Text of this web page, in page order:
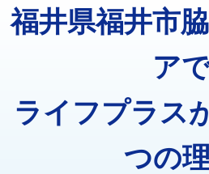
マス交換（深さ50㎝以上）
コンクリート斫り（厚さ10㎝超え）
モルタル補修（厚さ10㎝まで）
追加トーラー機使用/3m超え
止水・漏水調査・防水処理・清掃・
止水・漏水調査・防水処理・清掃・
福井県福井市
ア
ライフプラス
つの